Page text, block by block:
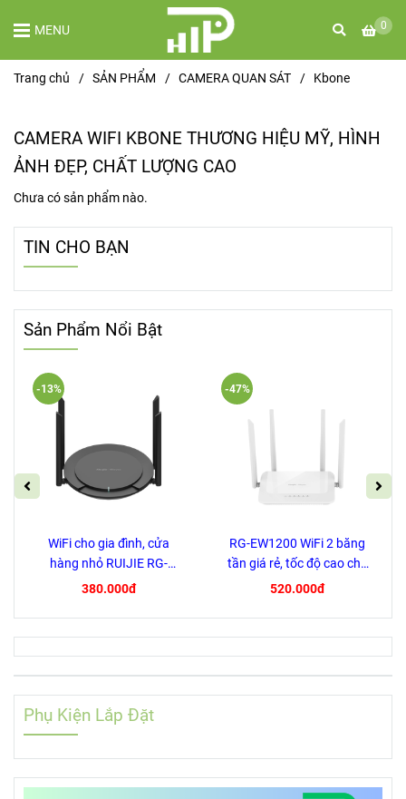
0
MENU
Trang chủ / SẢN PHẨM / CAMERA QUAN SÁT / Kbone
CAMERA WIFI KBONE THƯƠNG HIỆU MỸ, HÌNH
ẢNH ĐẸP, CHẤT LƯỢNG CAO
Chưa có sản phẩm nào.
TIN CHO BẠN
Sản Phẩm Nổi Bật
WiFi cho gia đình, cửa
hàng nhỏ RUIJIE RG-
EW300 PRO
380.000đ
-13%
RG-EW1200 WiFi 2 băng
tần giá rẻ, tốc độ cao cho
Gia Đình, Cửa Hàng, Cafe
520.000đ
-47%
Phụ Kiện Lắp Đặt